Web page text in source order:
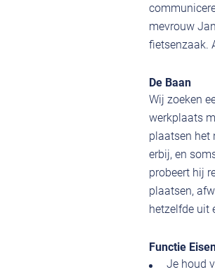
mevrouw
fietsenzaak.
De Baan
Wij zoeken
werkplaats
plaatsen het
erbij, en
probeert hij
plaatsen,
hetzelfde uit
Functie
Je houd